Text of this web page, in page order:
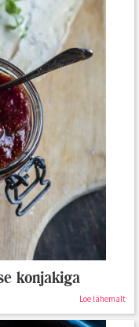
konjakiga
Loe lähemalt